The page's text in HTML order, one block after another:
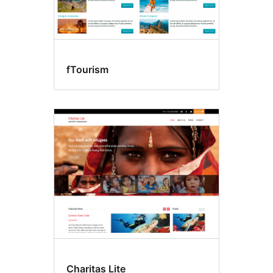
fTourism
Charitas Lite